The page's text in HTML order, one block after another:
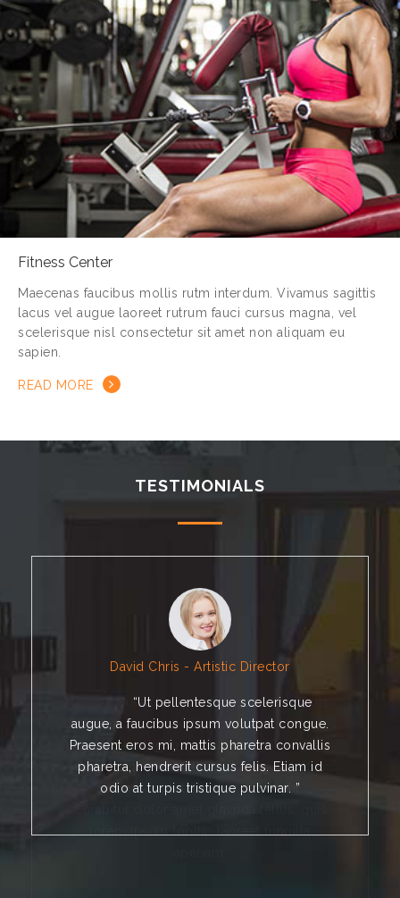
Fitness Center
Maecenas faucibus mollis rutm interdum. Vivamus sagittis
lacus vel augue laoreet rutrum fauci cursus magna, vel
scelerisque nisl consectetur sit amet non aliquam eu
sapien.
READ MORE
TESTIMONIALS
David Chris - Artistic Director
“Ut pellentesque scelerisque
augue, a faucibus ipsum volutpat congue.
Praesent eros mi, mattis pharetra convallis
pharetra, hendrerit cursus felis. Etiam id
odio at turpis tristique pulvinar. ”